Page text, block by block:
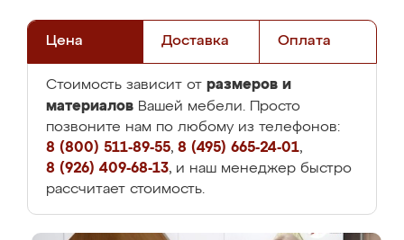
Цена Доставка Оплата
Стоимость зависит от размеров и
материалов Вашей мебели. Просто
позвоните нам по любому из телефонов:
8 (800) 511-89-55, 8 (495) 665-24-01,
8 (926) 409-68-13, и наш менеджер быстро
рассчитает стоимость.